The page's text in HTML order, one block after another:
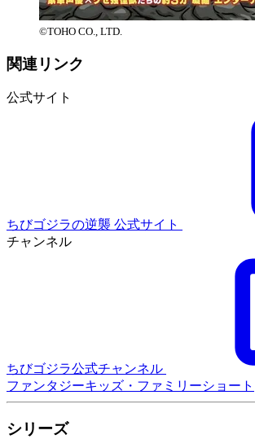
©TOHO CO., LTD.
関連リンク
公式サイト
ちびゴジラの逆襲 公式サイト
チャンネル
ちびゴジラ公式チャンネル
ファンタジーキッズ・ファミリーショート
シリーズ